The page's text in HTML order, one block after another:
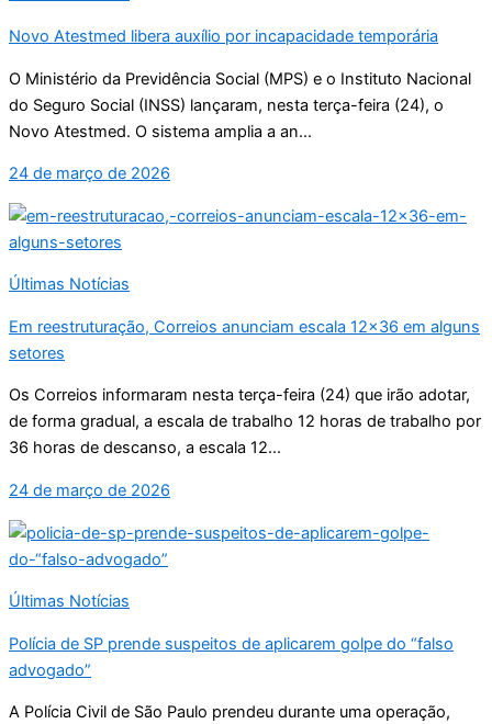
Novo Atestmed libera auxílio por incapacidade temporária
O Ministério da Previdência Social (MPS) e o Instituto Nacional
do Seguro Social (INSS) lançaram, nesta terça-feira (24), o
Novo Atestmed. O sistema amplia a an...
24 de março de 2026
Últimas Notícias
Em reestruturação, Correios anunciam escala 12×36 em alguns
setores
Os Correios informaram nesta terça-feira (24) que irão adotar,
de forma gradual, a escala de trabalho 12 horas de trabalho por
36 horas de descanso, a escala 12...
24 de março de 2026
Últimas Notícias
Polícia de SP prende suspeitos de aplicarem golpe do “falso
advogado”
A Polícia Civil de São Paulo prendeu durante uma operação,